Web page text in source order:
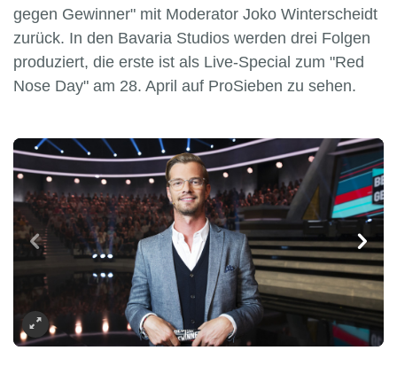
gegen Gewinner" mit Moderator Joko Winterscheidt
zurück. In den Bavaria Studios werden drei Folgen
produziert, die erste ist als Live-Special zum "Red
Nose Day" am 28. April auf ProSieben zu sehen.